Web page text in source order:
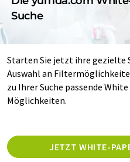
Suche
Starten Sie jetzt ihre gezielte
Auswahl an
zu Ihrer Suche passende
Möglichkeiten.
JETZT WHITE-